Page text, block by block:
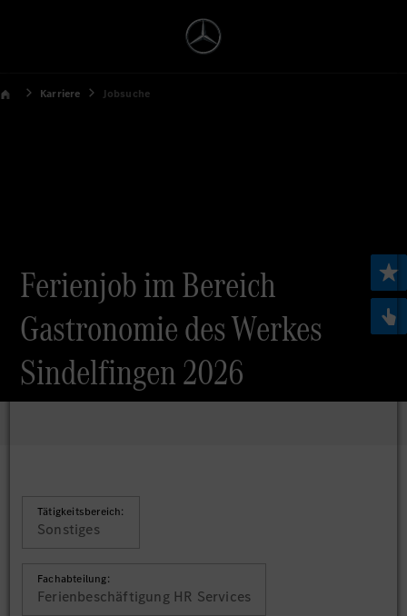
Karriere Jobsuche
Ferienjob im Bereich
Gastronomie des Werkes
Sindelfingen 2026
Tätigkeitsbereich:
Sonstiges
Fachabteilung:
Ferienbeschäftigung HR Services